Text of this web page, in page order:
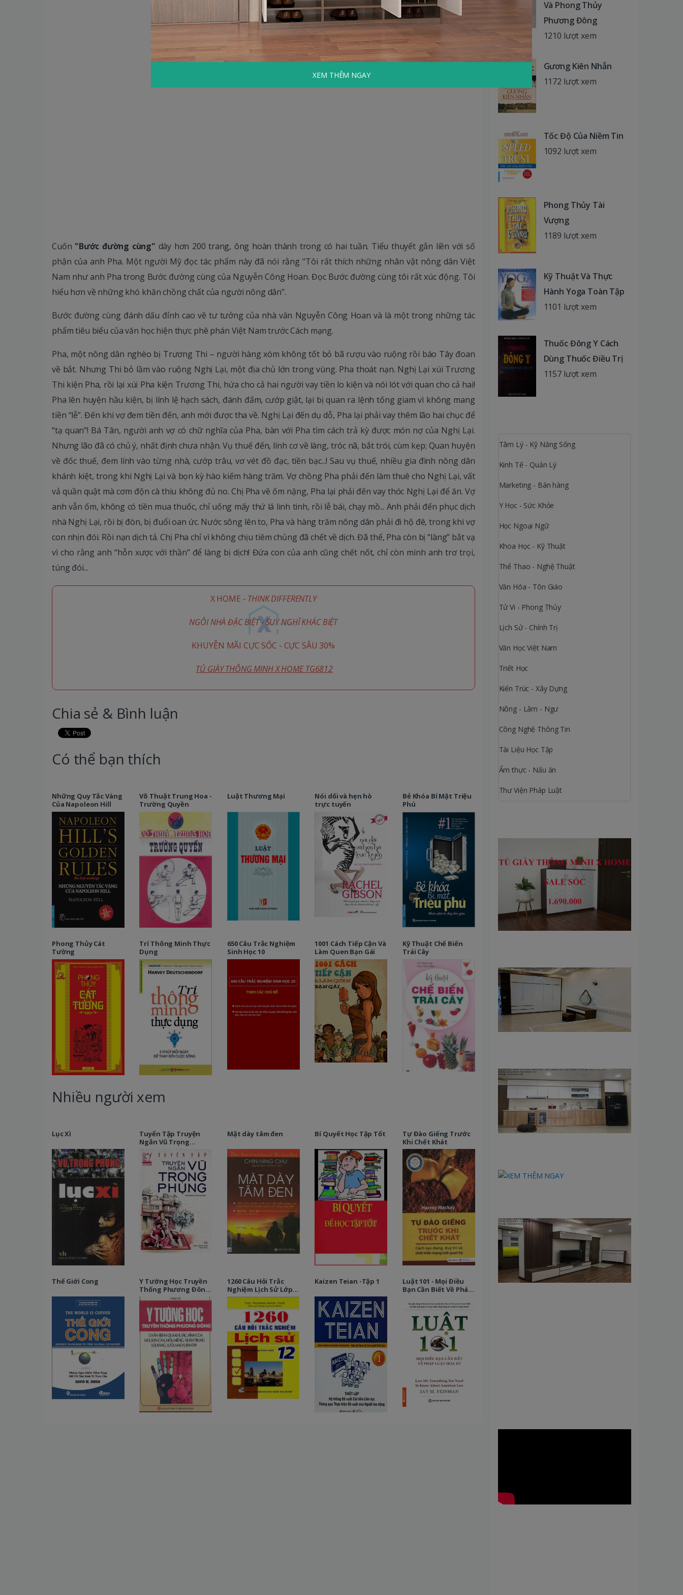
Cuốn "Bước đường cùng" dày hơn 200 trang, ông hoàn thành trong có hai tuần. Tiểu thuyết gắn liền với số
phận của anh Pha. Một người Mỹ đọc tác phẩm này đã nói rằng "Tôi rất thích những nhân vật nông dân Việt
Nam như anh Pha trong Bước đường cùng của Nguyễn Công Hoan. Đọc Bước đường cùng tôi rất xúc động. Tôi
hiểu hơn về những khó khăn chồng chất của người nông dân".
Bước đường cùng đánh dấu đỉnh cao về tư tưởng của nhà văn Nguyễn Công Hoan và là một trong những tác
phẩm tiêu biểu của văn học hiện thực phê phán Việt Nam trước Cách mạng.
Pha, một nông dân nghèo bị Trương Thi – người hàng xóm không tốt bỏ bã rượu vào ruộng rồi báo Tây đoan
về bắt. Nhưng Thi bỏ lầm vào ruộng Nghị Lại, một địa chủ lớn trong vùng. Pha thoát nạn. Nghị Lại xúi Trương
Thi kiện Pha, rồi lại xúi Pha kiện Trương Thi, hứa cho cả hai người vay tiền lo kiện và nói lót với quan cho cả hai!
Pha lên huyện hầu kiện, bị lính lệ hạch sách, đánh đấm, cướp giật, lại bị quan ra lệnh tống giam vì không mang
tiền “lễ”. Đến khi vợ đem tiền đến, anh mới được tha về. Nghị Lại đến dụ dỗ, Pha lại phải vay thêm lão hai chục để
“tạ quan”! Bá Tân, người anh vợ có chữ nghĩa của Pha, bàn với Pha tìm cách trả kỳ được món nợ của Nghị Lại.
Nhưng lão đã có chủ ý, nhất định chưa nhận. Vụ thuế đến, lính cơ về làng, tróc nã, bắt trói, cùm kẹp; Quan huyện
về đốc thuế, đem lính vào từng nhà, cướp trâu, vơ vét đồ đạc, tiền bạc...! Sau vụ thuế, nhiều gia đình nông dân
khánh kiệt, trong khi Nghị Lại và bọn kỳ hào kiếm hàng trăm. Vợ chồng Pha phải đến làm thuê cho Nghị Lại, vất
vả quần quật mà cơm độn cà thiu không đủ no. Chị Pha về ốm nặng, Pha lại phải đến vay thóc Nghị Lại để ăn. Vợ
anh vẫn ốm, không có tiền mua thuốc, chỉ uống mấy thứ lá linh tinh, rồi lễ bái, chạy mồ... Anh phải đến phục dịch
nhà Nghị Lại, rồi bị đòn, bị đuổi oan ức. Nước sông lên to, Pha và hàng trăm nông dân phải đi hộ đê, trong khi vợ
con nhịn đói. Rồi nạn dịch tả. Chị Pha chỉ vì không chịu tiêm chủng đã chết về dịch. Đã thế, Pha còn bị “làng” bắt vạ
vì cho rằng anh “hỗn xược với thần” để làng bị dịch! Đứa con của anh cũng chết nốt, chỉ còn mình anh trơ trọi,
túng đói...
X HOME - THINK DIFFERENTLY
NGÔI NHÀ ĐẶC BIỆT - SUY NGHĨ KHÁC BIỆT
KHUYỄN MÃI CỰC SỐC - CỰC SÂU 30%
TỦ GIÀY THÔNG MINH X HOME TG6812
Chia sẻ & Bình luận
Có thể bạn thích
Những Quy Tắc Vàng
Của Napoleon Hill
Võ Thuật Trung Hoa -
Trường Quyền
Luật Thương Mại
Nói dối và hẹn hò
trực tuyến
Bẻ Khóa Bí Mật Triệu
Phú
Phong Thủy Cát
Tường
Trí Thông Minh Thực
Dụng
650 Câu Trắc Nghiệm
Sinh Học 10
1001 Cách Tiếp Cận Và
Làm Quen Bạn Gái
Kỹ Thuật Chế Biến
Trái Cây
Nhiều người xem
Lục Xì
Tuyển Tập Truyện
Ngắn Vũ Trọng
Mặt dày tâm đen Bí Quyết Học Tập Tốt
Tự Đào Giếng Trước
Khi Chết Khát
Thế Giới Cong
Y Tướng Học Truyền
Thống Phương Đông
– Tập 1
1260 Câu Hỏi Trắc
Nghiệm Lịch Sử Lớp
12 - Có Đáp Án
Kaizen Teian -Tập 1
Luật 101 - Mọi Điều
Bạn Cần Biết Về Pháp
Và Phong Thủy
Phương Đông
1210 lượt xem
Gương Kiên Nhẫn
1172 lượt xem
Tốc Độ Của Niềm Tin
1092 lượt xem
Phong Thủy Tài
Vượng
1189 lượt xem
Kỹ Thuật Và Thực
Hành Yoga Toàn Tập
1101 lượt xem
Thuốc Đông Y Cách
Dùng Thuốc Điều Trị
1157 lượt xem
Tâm Lý - Kỹ Năng Sống
Kinh Tế - Quản Lý
Marketing - Bán hàng
Y Học - Sức Khỏe
Học Ngoại Ngữ
Khoa Học - Kỹ Thuật
Thể Thao - Nghệ Thuật
Văn Hóa - Tôn Giáo
Tử Vi - Phong Thủy
Lịch Sử - Chính Trị
Văn Học Việt Nam
Triết Học
Kiến Trúc - Xây Dựng
Nông - Lâm - Ngư
Công Nghệ Thông Tin
Tài Liệu Học Tập
Ẩm thực - Nấu ăn
Thư Viện Pháp Luật
XEM THÊM NGAY